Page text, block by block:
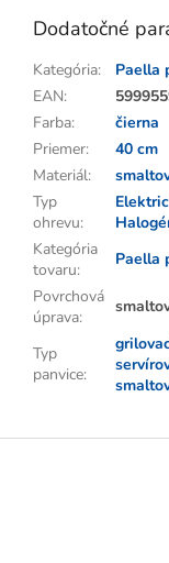
Dodatočné
Kategória:
Paella
EAN:
Farba:
čierna
Priemer:
40 cm
Materiál:
Typ
ohrevu:
Kategória
tovaru:
Paella
Povrchová
úprava:
Typ
panvice:
Z